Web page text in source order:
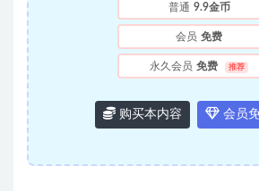
普通 9.9金币
会员 免费
永久会员 免费 推荐
购买本内容 会员